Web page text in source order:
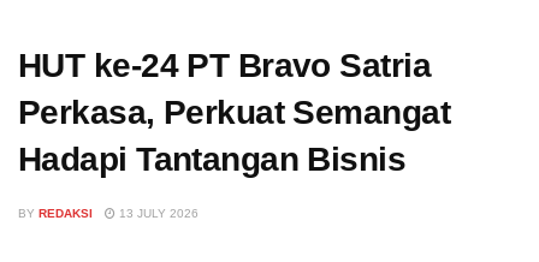
HUT ke-24 PT Bravo Satria
Perkasa, Perkuat Semangat
Hadapi Tantangan Bisnis
BY REDAKSI 13 JULY 2026